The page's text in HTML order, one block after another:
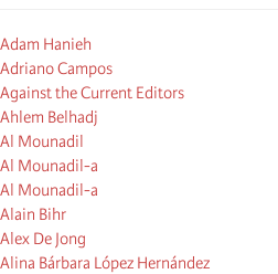
Adam Hanieh
Adriano Campos
Against the Current Editors
Ahlem Belhadj
Al Mounadil
Al Mounadil-a
Al Mounadil-a
Alain Bihr
Alex De Jong
Alina Bárbara López Hernández